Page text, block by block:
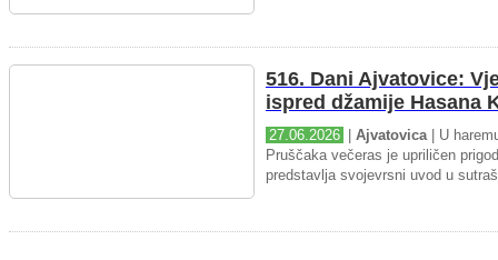
516. Dani Ajvatovice:
ispred džamije Hasana
27.06.2026 Ajvatovica| U
Pruščaka večeras je upriličen
predstavlja svojevrsni uvod u